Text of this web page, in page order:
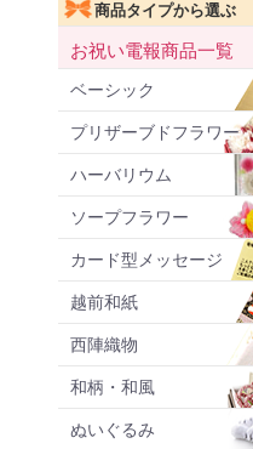
商品タイプから選ぶ
お祝い電報商品一覧
ベーシック
プリザーブドフラワー
ハーバリウム
ソープフラワー
カード型メッセージ
越前和紙
西陣織物
和柄・和風
ぬいぐるみ